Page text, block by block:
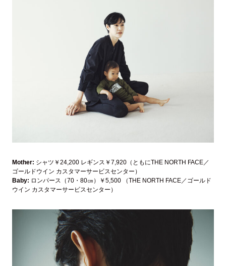
Mother: シャツ￥24,200 レギンス￥7,920（ともにTHE NORTH FACE／
ゴールドウイン カスタマーサービスセンター）
Baby: ロンパース（70・80㎝）￥5,500 （THE NORTH FACE／ゴールド
ウイン カスタマーサービスセンター）